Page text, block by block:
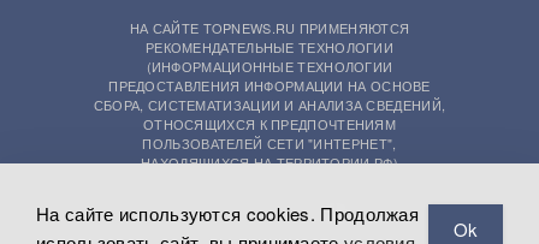
НА САЙТЕ TOPNEWS.RU ПРИМЕНЯЮТСЯ
РЕКОМЕНДАТЕЛЬНЫЕ ТЕХНОЛОГИИ
(ИНФОРМАЦИОННЫЕ ТЕХНОЛОГИИ
ПРЕДОСТАВЛЕНИЯ ИНФОРМАЦИИ НА ОСНОВЕ
СБОРА, СИСТЕМАТИЗАЦИИ И АНАЛИЗА СВЕДЕНИЙ,
ОТНОСЯЩИХСЯ К ПРЕДПОЧТЕНИЯМ
ПОЛЬЗОВАТЕЛЕЙ СЕТИ "ИНТЕРНЕТ",
НАХОДЯЩИХСЯ НА ТЕРРИТОРИИ РФ)
На сайте используются cookies. Продолжая
Ok